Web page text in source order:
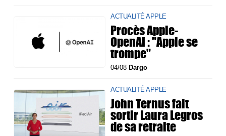
ACTUALITÉ APPLE
Procès Apple-
OpenAI : "Apple se
trompe"
04/08 Dargo
ACTUALITÉ APPLE
John Ternus fait
sortir Laura Legros
de sa retraite